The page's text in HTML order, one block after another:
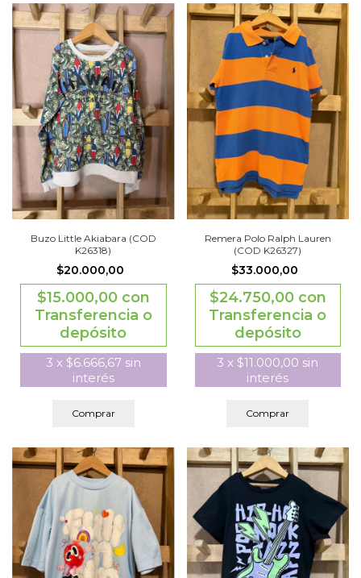
Buzo Little Akiabara (COD
K26318)
$20.000,00
$15.000,00 con
Transferencia o
depósito
3 x $6.666,67 sin
interés
Comprar
Remera Polo Ralph Lauren
(COD K26327)
$33.000,00
$24.750,00 con
Transferencia o
depósito
3 x $11.000,00 sin
interés
Comprar